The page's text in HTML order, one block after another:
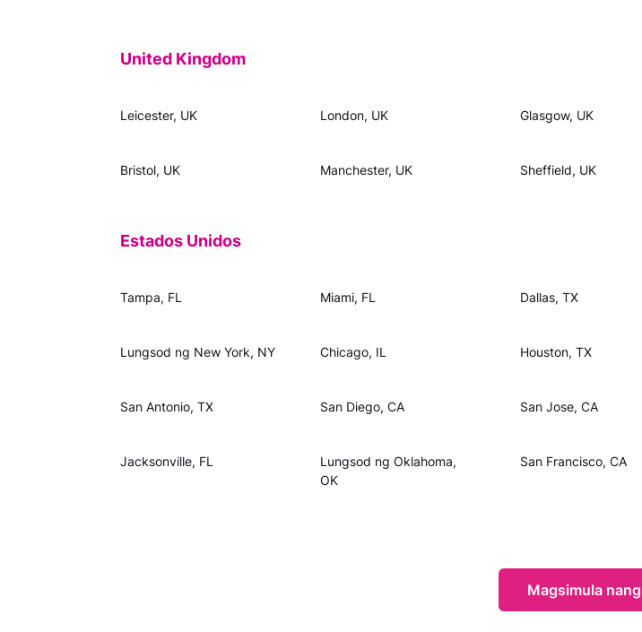
United Kingdom
Leicester, UK London, UK Glasgow, UK
Bristol, UK Manchester, UK Sheffield, UK
Estados Unidos
Tampa, FL Miami, FL Dallas, TX
Lungsod ng New York, NY Chicago, IL Houston, TX
San Antonio, TX San Diego, CA San Jose, CA
Jacksonville, FL
Lungsod ng Oklahoma,
OK
San Francisco, CA
Magsimula